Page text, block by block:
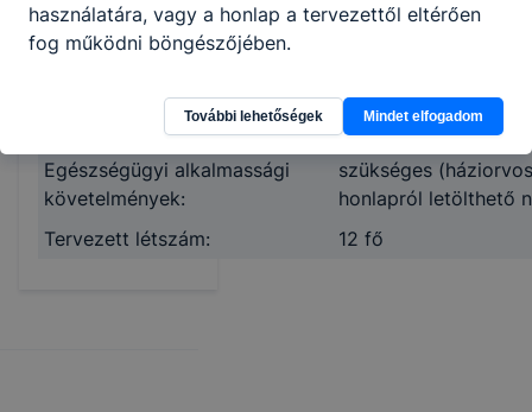
Hozott pont esetében
tantárgybeszámítás:
magyar nyelv,
Szóbeli meghallgatás:
maximum 25 pont
Egészségügyi alkalmassági
követelmények:
szükséges
honlapról letölthető
Tervezett létszám:
12 fő
használatára, vagy a honlap a tervezettől eltérően
fog működni böngészőjében.
További lehetőségek Mindet elfogadom